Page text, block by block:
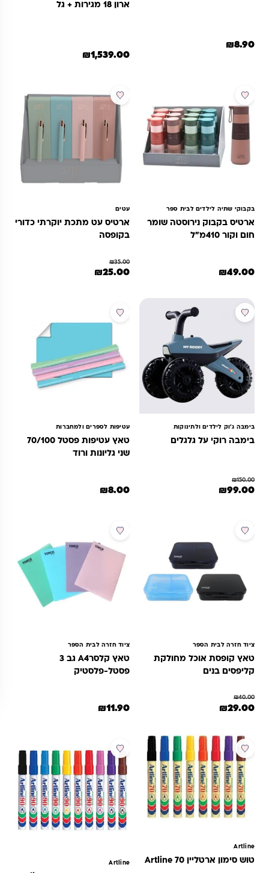
₪8.90
למוצר זה יש מספר סוגים. ניתן לבחור את האפשרויות בעמוד המוצר
ארון 18 מגירות + גל
₪1,539.00
בקבוקי שתיה לילדים לבית ספר
ארטיס בקבוק נירוסטה שומר
חום וקור 410מ"ל
₪49.00
ארטיס עט מתכת יוקרתי כדורי
בקופסה
₪35.00
המחיר המקורי היה: ₪35.00.
₪25.00 המחיר הנוכחי הוא: ₪25.00.
מבצע
בימבה ג'וק לילדים ולתינוקות
בימבה רוקי על גלגלים
₪150.00
המחיר המקורי היה: ₪150.00.
₪99.00 המחיר הנוכחי הוא: ₪99.00.
עטיפות לספרים ולמחברות
טאץ עטיפות פסטל 70/100
שני גליונות ורוד
₪8.00
ציוד חזרה לבית הספר
טאץ קופסת אוכל מחולקת
קליפסים בנים
₪40.00
המחיר המקורי היה: ₪40.00.
₪29.00 המחיר הנוכחי הוא: ₪29.00.
ציוד חזרה לבית הספר
טאץ קלסרA4 גב 3
פסטל-פלסטיק
₪11.90
Artline
טוש סימון ארטליין 70 Artline Artline